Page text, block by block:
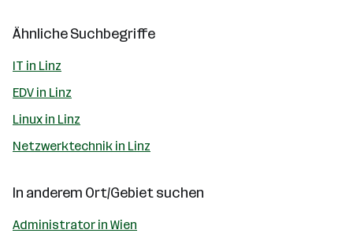
Ähnliche Suchbegriffe
IT in Linz
EDV in Linz
Linux in Linz
Netzwerktechnik in Linz
In anderem Ort/Gebiet suchen
Administrator in Wien